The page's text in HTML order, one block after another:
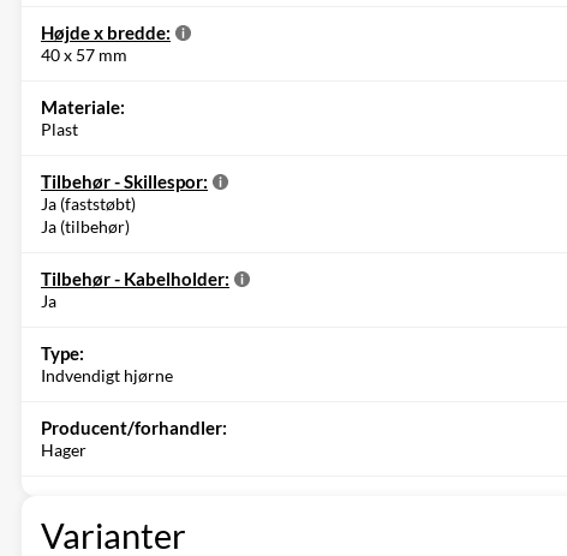
Højde x bredde:
40 x 57 mm
Materiale:
Plast
Tilbehør - Skillespor:
Ja (faststøbt)
Ja (tilbehør)
Tilbehør - Kabelholder:
Ja
Type:
Indvendigt hjørne
Producent/forhandler:
Hager
Varianter